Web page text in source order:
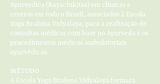
Ayurvedica (Kayachikitsa) em clínicas e
centros em todo o Brasil, associados à Escola
Yoga Brahma Vidyalaya, para a realização de
consultas médicas com base no Ayurveda e os
procedimentos médicos ambulatoriais
ayurvédicos.
MÉTODO
A Escola Yoga Brahma Vidyalaya formará